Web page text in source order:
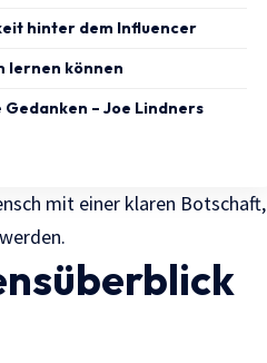
hinter dem Influencer
lernen können
– Joe Lindners
mit einer klaren Botschaft,